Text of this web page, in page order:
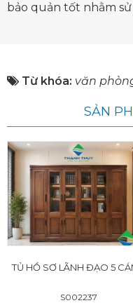
bảo quản tốt nhằm
Từ khóa: văn
SẢN
TỦ HỒ SƠ LÃNH ĐẠO 5
S002237